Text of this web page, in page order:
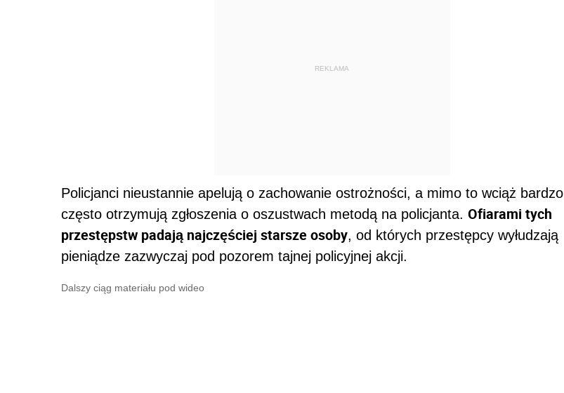
REKLAMA
Policjanci nieustannie apelują o zachowanie ostrożności, a mimo to wciąż bardzo
często otrzymują zgłoszenia o oszustwach metodą na policjanta. Ofiarami tych
przestępstw padają najczęściej starsze osoby, od których przestępcy wyłudzają
pieniądze zazwyczaj pod pozorem tajnej policyjnej akcji.
Dalszy ciąg materiału pod wideo